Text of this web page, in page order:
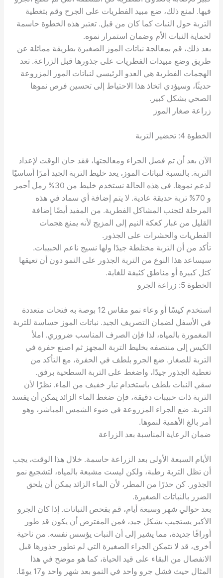
فيها. لمنع ذلك، ضع مبيد الفطريات على الجرح وقم بتغطية
التربة حول النبات كما كان من قبل. تعتبر هذه الخطوة حاسمة
لحماية النبات الأم وضمان استمرار نموه.
بعد ذلك، قم بمعالجة نباتات الموز الصغيرة بطريقة مماثلة عن
طريق وضع مبيدات الفطريات على جذورها قبل الزراعة. تعد
الهجمات الفطرية هي العدو الرئيسي لنباتات الموز المزروعة
حديثًا، وسيؤدي اتخاذ هذا الاحتياط إلى تحسين فرص نموها
الصحي بشكل كبير.
زراعة صغار الموز
الخطوة 4: تحضير التربة
الآن بعد أن تم فصل الجراء ومعالجتها، فقد حان الوقت لإعداد
التربة. بالنسبة لنباتات الموز، يعد خليط التربة الجيد أمرًا أساسيًا
لدعم نموها. في هذه الحالة نستخدم خليط من 30% رمل أحمر
و 70% تربة حديقة عادية. لا يتم إضافة أي سماد في هذه
المرحلة لتجنب المشاكل الفطرية. من المفيد أيضًا إضافة
القليل من غبار كعكة النيم إلى المزيج لأنه يمنع هجمات
الفطريات والحشرات على الجذور.
تأكد من أن التربة مختلطة جيدًا ولها نسيج ناعم الحبيبات.
سيساعد هذا النوع من التربة الجذور على النمو دون أن تعيقها
كتل كبيرة أو مناطق كثيفة للغاية.
الخطوة 5: زراعة الجرو
استخدم كيسًا أو وعاء نمو مقاس 12 بوصة به فتحات متعددة
في الأسفل لضمان التصريف الجيد. نباتات الموز حساسة للتربة
المغمورة بالمياه، لذا فإن الصرف المناسب ضروري. املأ
الكيس إلى منتصفه بخليط التربة المجهز ثم اصنع حفرة في
التربة للصغار. ضع الجرو بلطف في الحفرة، مع التأكد من
تغطية الجذور جيدًا، واضغط على التربة السطحية برفق.
سقي النبات بلطف باستخدام تيار خفيف من الماء. نظرًا لأن
التربة ذات حبيبات دقيقة، فإن ضغط الماء الزائد يمكن أن يفسد
التربة. ضع الجراء المزروعة في ضوء الشمس المباشر، وهو
أمر بالغ الأهمية لنموها.
ضمان الرعاية المناسبة بعد الزراعة
الأيام السبعة الأولى بعد الزراعة حاسمة. خلال هذا الوقت، يجب
أن تظل التربة رطبة، ولكن ليست مشبعة بالمياه، لتشجيع نمو
الجذور. كن حذرًا من المطر، لأن الماء الزائد يمكن أن يلحق
الضرر بالنباتات الصغيرة.
بعد حوالي شهر وسبعة أيام، قم بفحص النباتات. إذا كان الجرو
الأكبر يستجيب بشكل جيد، فمن المفترض أن يكون قد طور
أوراقًا جديدة، مما يشير إلى أن النبات يؤسس نفسه. من ناحية
أخرى، قد لا تتمكن الجراء الصغيرة التي لم تطور جذورها قبل
الانفصال من البقاء على قيد الحياة، كما هو موضح في هذا
المثال حيث فشل جرو واحد في النمو بعد شهر واحد و17 يومًا.